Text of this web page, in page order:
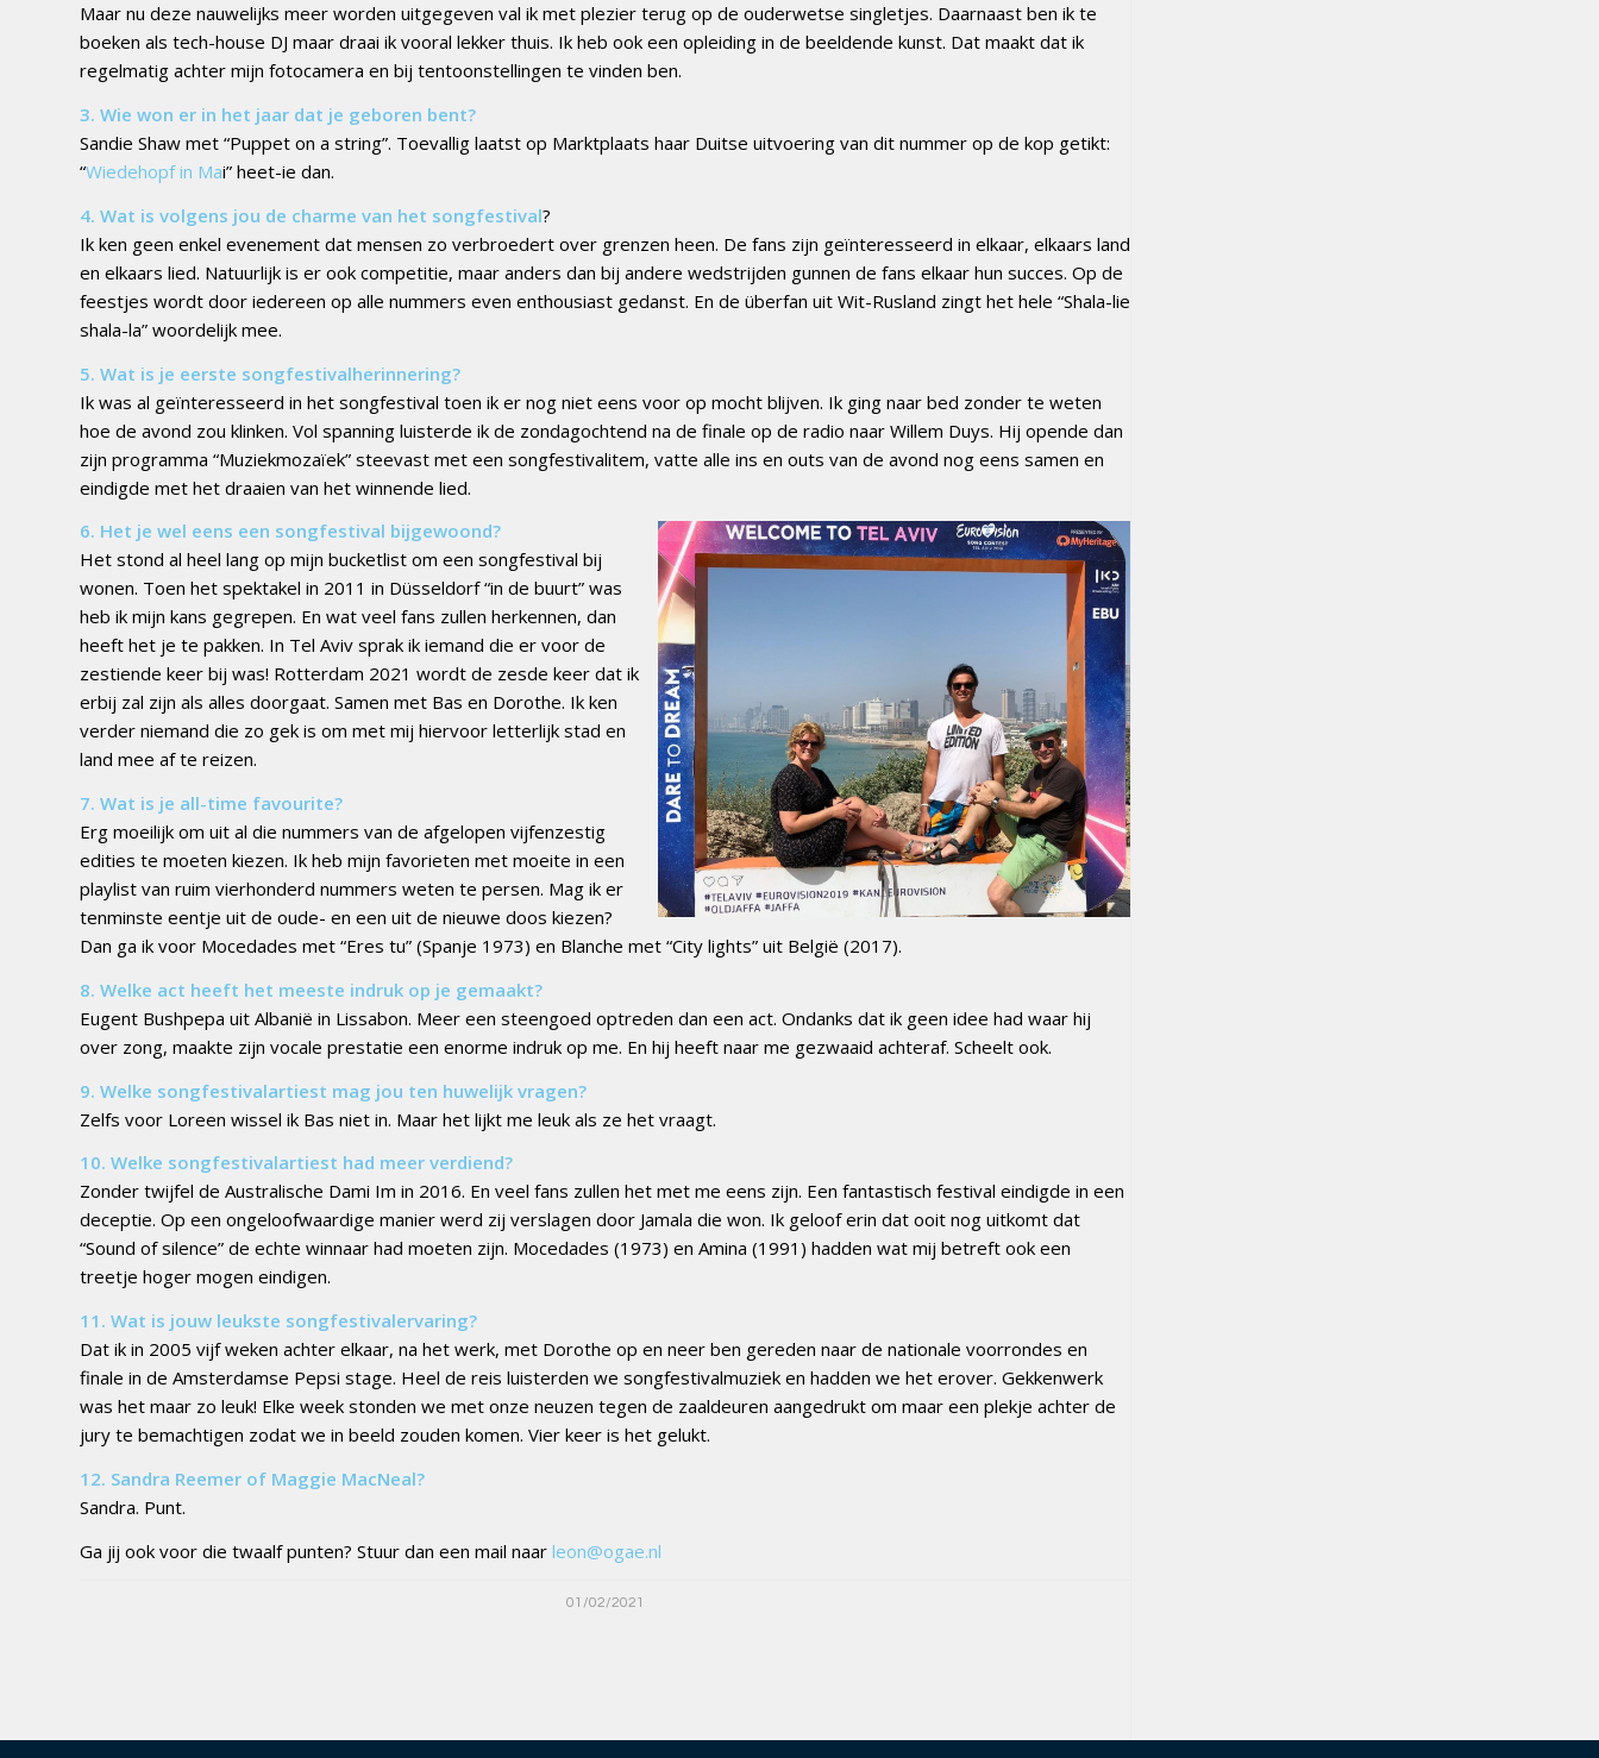
Maar nu deze nauwelijks meer worden uitgegeven val ik met plezier terug op de ouderwetse singletjes. Daarnaast ben ik te
boeken als tech-house DJ maar draai ik vooral lekker thuis. Ik heb ook een opleiding in de beeldende kunst. Dat maakt dat ik
regelmatig achter mijn fotocamera en bij tentoonstellingen te vinden ben.
3. Wie won er in het jaar dat je geboren bent?
Sandie Shaw met “Puppet on a string”. Toevallig laatst op Marktplaats haar Duitse uitvoering van dit nummer op de kop getikt:
“Wiedehopf in Mai” heet-ie dan.
4. Wat is volgens jou de charme van het songfestival?
Ik ken geen enkel evenement dat mensen zo verbroedert over grenzen heen. De fans zijn geïnteresseerd in elkaar, elkaars land
en elkaars lied. Natuurlijk is er ook competitie, maar anders dan bij andere wedstrijden gunnen de fans elkaar hun succes. Op de
feestjes wordt door iedereen op alle nummers even enthousiast gedanst. En de überfan uit Wit-Rusland zingt het hele “Shala-lie
shala-la” woordelijk mee.
5. Wat is je eerste songfestivalherinnering?
Ik was al geïnteresseerd in het songfestival toen ik er nog niet eens voor op mocht blijven. Ik ging naar bed zonder te weten
hoe de avond zou klinken. Vol spanning luisterde ik de zondagochtend na de finale op de radio naar Willem Duys. Hij opende dan
zijn programma “Muziekmozaïek” steevast met een songfestivalitem, vatte alle ins en outs van de avond nog eens samen en
eindigde met het draaien van het winnende lied.
6. Het je wel eens een songfestival bijgewoond?
Het stond al heel lang op mijn bucketlist om een songfestival bij
wonen. Toen het spektakel in 2011 in Düsseldorf “in de buurt” was
heb ik mijn kans gegrepen. En wat veel fans zullen herkennen, dan
heeft het je te pakken. In Tel Aviv sprak ik iemand die er voor de
zestiende keer bij was! Rotterdam 2021 wordt de zesde keer dat ik
erbij zal zijn als alles doorgaat. Samen met Bas en Dorothe. Ik ken
verder niemand die zo gek is om met mij hiervoor letterlijk stad en
land mee af te reizen.
7. Wat is je all-time favourite?
Erg moeilijk om uit al die nummers van de afgelopen vijfenzestig
edities te moeten kiezen. Ik heb mijn favorieten met moeite in een
playlist van ruim vierhonderd nummers weten te persen. Mag ik er
tenminste eentje uit de oude- en een uit de nieuwe doos kiezen?
Dan ga ik voor Mocedades met “Eres tu” (Spanje 1973) en Blanche met “City lights” uit België (2017).
8. Welke act heeft het meeste indruk op je gemaakt?
Eugent Bushpepa uit Albanië in Lissabon. Meer een steengoed optreden dan een act. Ondanks dat ik geen idee had waar hij
over zong, maakte zijn vocale prestatie een enorme indruk op me. En hij heeft naar me gezwaaid achteraf. Scheelt ook.
9. Welke songfestivalartiest mag jou ten huwelijk vragen?
Zelfs voor Loreen wissel ik Bas niet in. Maar het lijkt me leuk als ze het vraagt.
10. Welke songfestivalartiest had meer verdiend?
Zonder twijfel de Australische Dami Im in 2016. En veel fans zullen het met me eens zijn. Een fantastisch festival eindigde in een
deceptie. Op een ongeloofwaardige manier werd zij verslagen door Jamala die won. Ik geloof erin dat ooit nog uitkomt dat
“Sound of silence” de echte winnaar had moeten zijn. Mocedades (1973) en Amina (1991) hadden wat mij betreft ook een
treetje hoger mogen eindigen.
11. Wat is jouw leukste songfestivalervaring?
Dat ik in 2005 vijf weken achter elkaar, na het werk, met Dorothe op en neer ben gereden naar de nationale voorrondes en
finale in de Amsterdamse Pepsi stage. Heel de reis luisterden we songfestivalmuziek en hadden we het erover. Gekkenwerk
was het maar zo leuk! Elke week stonden we met onze neuzen tegen de zaaldeuren aangedrukt om maar een plekje achter de
jury te bemachtigen zodat we in beeld zouden komen. Vier keer is het gelukt.
12. Sandra Reemer of Maggie MacNeal?
Sandra. Punt.
Ga jij ook voor die twaalf punten? Stuur dan een mail naar leon@ogae.nl
01/02/2021